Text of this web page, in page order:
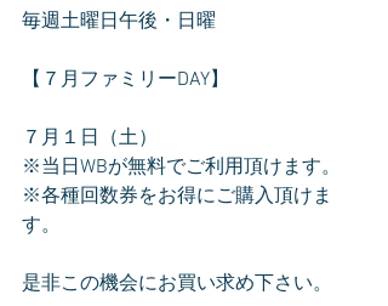
毎週土曜日午後・日曜
【７月ファミリーDAY】
７月１日（土）
※当日WBが無料でご利用頂けます。
※各種回数券をお得にご購入頂けま
す。
是非この機会にお買い求め下さい。